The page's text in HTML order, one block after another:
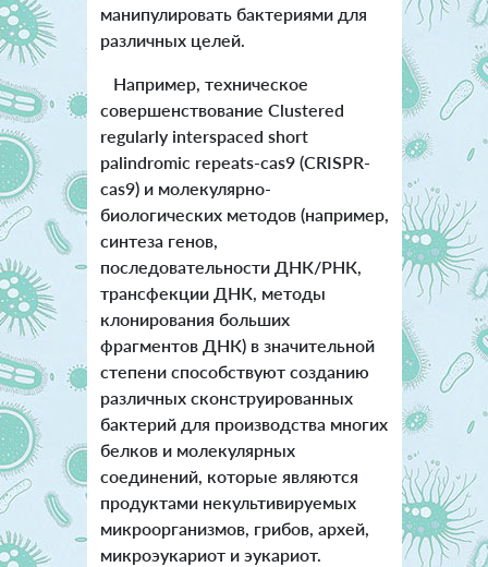
манипулировать бактериями для
различных целей.
Например, техническое
совершенствование Clustered
regularly interspaced short
palindromic repeats-cas9 (CRISPR-
cas9) и молекулярно-
биологических методов (например,
синтеза генов,
последовательности ДНК/РНК,
трансфекции ДНК, методы
клонирования больших
фрагментов ДНК) в значительной
степени способствуют созданию
различных сконструированных
бактерий для производства многих
белков и молекулярных
соединений, которые являются
продуктами некультивируемых
микроорганизмов, грибов, архей,
микроэукариот и эукариот.